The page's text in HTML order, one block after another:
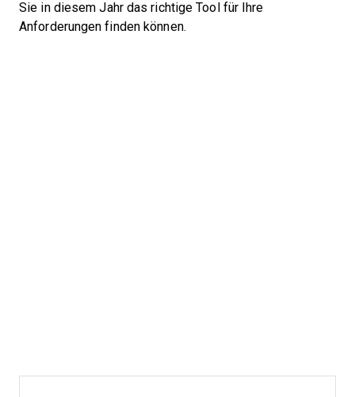
Sie in diesem Jahr das richtige Tool für Ihre
Anforderungen finden können.